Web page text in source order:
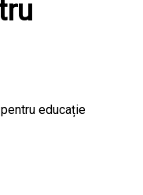
educație